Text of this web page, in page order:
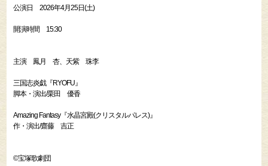
公演日 2026年4月25日(土)
開演時間 15:30
主演 鳳月 杏、天紫 珠李
三国志炎戯『RYOFU』
脚本・演出/栗田 優香
Amazing Fantasy『水晶宮殿(クリスタルパレス)』
作・演出/齋藤 吉正
©宝塚歌劇団